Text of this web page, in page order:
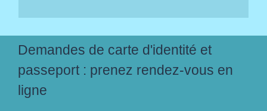
Demandes de carte d'identité et
passeport : prenez rendez-vous en
ligne